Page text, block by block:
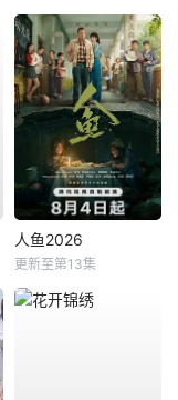
人鱼2026
更新至第13集